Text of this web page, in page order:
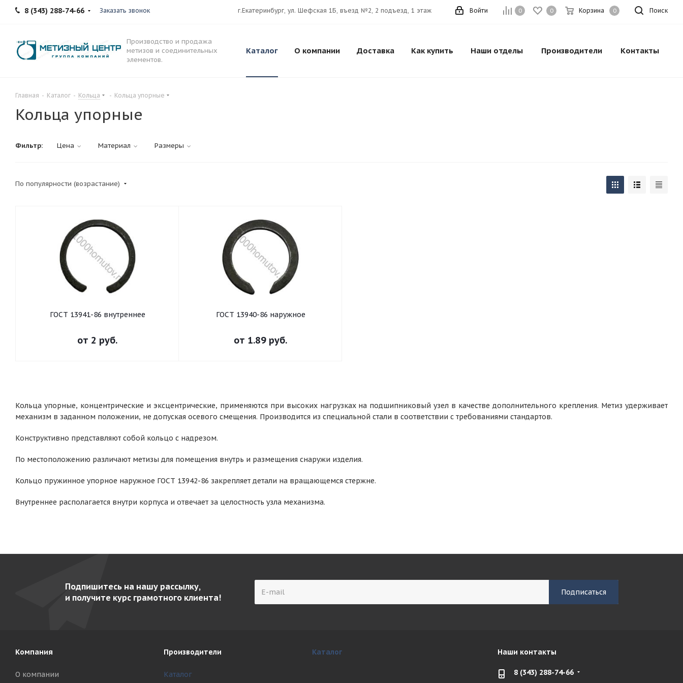
8 (343) 288-74-66 Заказать звонок г.Екатеринбург, ул. Шефская 1Б, въезд №2, 2 подъезд, 1 этаж Поиск
0 0 Корзина 0
Войти
Производство и продажа
метизов и соединительных
элементов.
Каталог О компании Доставка Как купить Наши отделы Производители Контакты
Главная - Каталог - Кольца - Кольца упорные
Кольца упорные
Фильтр: Цена Материал Размеры
По популярности (возрастание)
ГОСТ 13941-86 внутреннее
от 2 руб.
ГОСТ 13940-86 наружное
от 1.89 руб.
Кольца упорные, концентрические и эксцентрические, применяются при высоких нагрузках на подшипниковый узел в качестве дополнительного крепления. Метиз удерживает
механизм в заданном положении, не допуская осевого смещения. Производится из специальной стали в соответствии с требованиями стандартов.
Конструктивно представляют собой кольцо с надрезом.
По местоположению различают метизы для помещения внутрь и размещения снаружи изделия.
Кольцо пружинное упорное наружное ГОСТ 13942-86 закрепляет детали на вращающемся стержне.
Внутреннее располагается внутри корпуса и отвечает за целостность узла механизма.
Подпишитесь на нашу рассылку,
и получите курс грамотного клиента!
Компания
О компании
Производители
Каталог
Каталог Наши контакты
8 (343) 288-74-66